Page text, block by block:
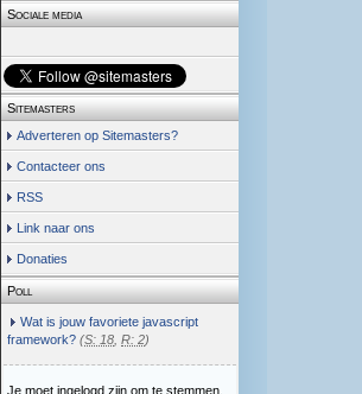
Sociale media
Sitemasters
Adverteren op Sitemasters?
Contacteer ons
RSS
Link naar ons
Donaties
Poll
Wat is jouw favoriete javascript
framework? (S: 18 R: 2)
Je moet ingelogd zijn om te stemmen.